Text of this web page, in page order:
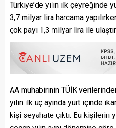
Türkiye’de yılın ilk çeyreğinde
3,7 milyar lira harcama
çok payı 1,3 milyar lira ile
AA muhabirinin TÜİK
yılın ilk üç ayında yurt içinde
kişi seyahate çıktı. Bu kişilerin